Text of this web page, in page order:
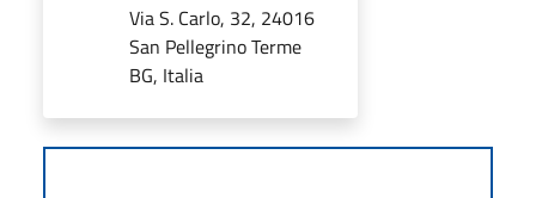
Via S. Carlo, 32, 24016
San Pellegrino Terme
BG, Italia